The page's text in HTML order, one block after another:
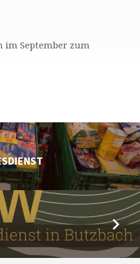
im September zum